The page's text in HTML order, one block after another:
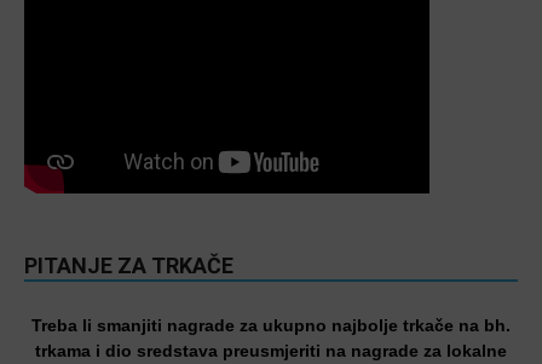
PITANJE ZA TRKAČE
Treba li smanjiti nagrade za ukupno najbolje trkače na bh.
trkama i dio sredstava preusmjeriti na nagrade za lokalne